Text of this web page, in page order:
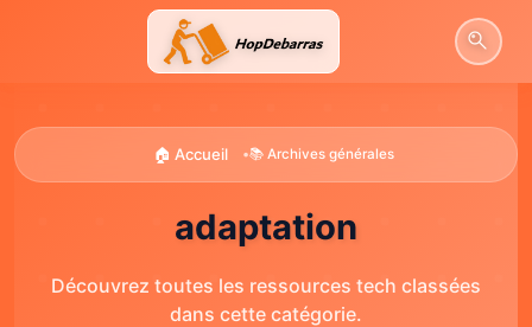
🏠 Accueil •📚 Archives générales
adaptation
Découvrez toutes les ressources tech classées
dans cette catégorie.